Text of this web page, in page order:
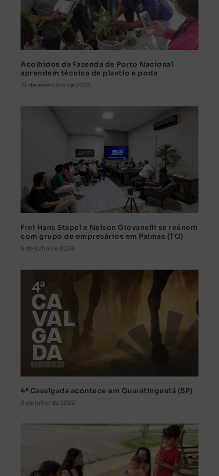
Acolhidos da Fazenda de Porto Nacional
aprendem técnica de plantio e poda
19 de setembro de 2023
Frei Hans Stapel e Nelson Giovanelli se reúnem
com grupo de empresários em Palmas (TO)
5 de julho de 2024
4ª Cavalgada acontece em Guaratinguetá (SP)
8 de julho de 2022